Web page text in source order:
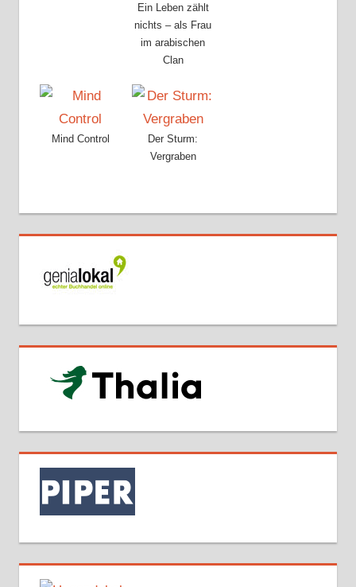
Ein Leben zählt
nichts – als Frau
im arabischen
Clan
Mind Control
Der Sturm:
Vergraben